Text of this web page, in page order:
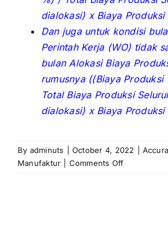
dialokasi) x Biaya
Dan juga untuk kondisi
Perintah Kerja (WO) tidak
bulan Alokasi Biaya
rumusnya ((Biaya
Total Biaya Produksi
dialokasi) x Biaya
By adminuts October 4, 2022
Manufaktur
Comments Offon